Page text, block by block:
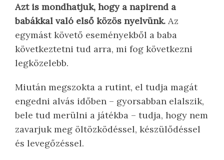
Azt is mondhatjuk, hogy a napirend a
babákkal való első közös nyelvünk. Az
egymást követő eseményekből a baba
következtetni tud arra, mi fog következni
legközelebb.
Miután megszokta a rutint, el tudja magát
engedni alvás időben – gyorsabban elalszik,
bele tud merülni a játékba – tudja, hogy nem
zavarjuk meg öltözködéssel, készülődéssel
és levegőzéssel.